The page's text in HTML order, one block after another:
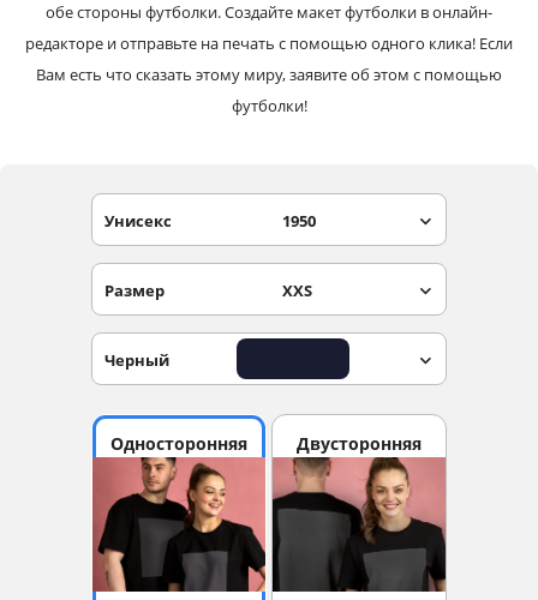
обе стороны футболки. Создайте макет футболки в онлайн-
редакторе и отправьте на печать с помощью одного клика! Если
Вам есть что сказать этому миру, заявите об этом с помощью
футболки!
Унисекс 1950
Размер XXS
Черный
Односторонняя Двусторонняя